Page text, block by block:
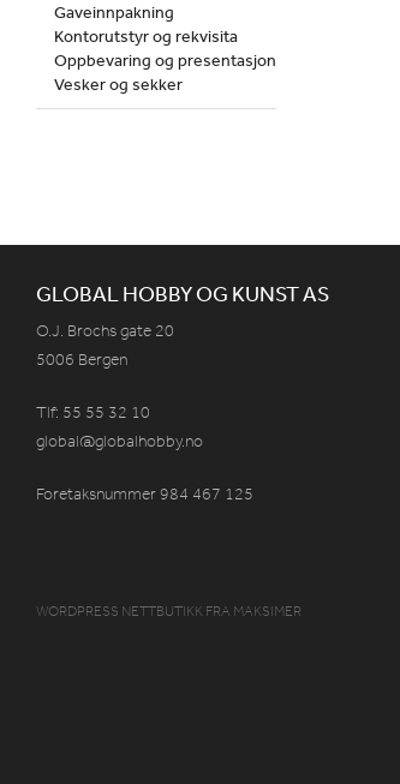
Gaveinnpakning
Kontorutstyr og rekvisita
Oppbevaring og presentasjon
Vesker og sekker
GLOBAL HOBBY OG KUNST AS
O.J. Brochs gate 20
5006 Bergen
Tlf: 55 55 32 10
global@globalhobby.no
Foretaksnummer 984 467 125
WORDPRESS NETTBUTIKK FRA MAKSIMER